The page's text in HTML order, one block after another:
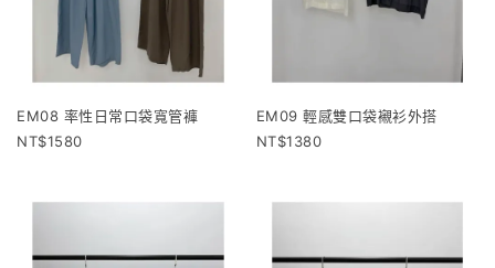
EM08 率性日常口袋寬管褲
1580
EM09 輕感雙口袋襯衫外搭
1380